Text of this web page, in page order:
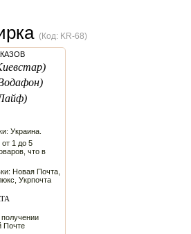
(Код: KR-68)
Украина.
от 1 до 5
что в
Новая Почта,
Укрпочта
Почте